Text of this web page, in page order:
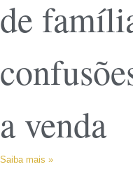
de
a venda
Saiba mais »